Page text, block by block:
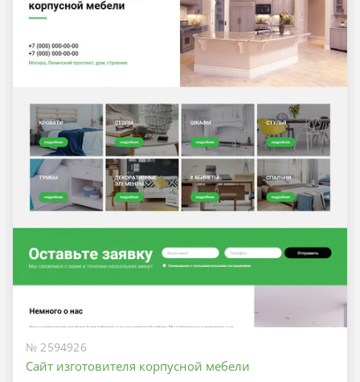
№ 2594926
Сайт изготовителя корпусной мебели